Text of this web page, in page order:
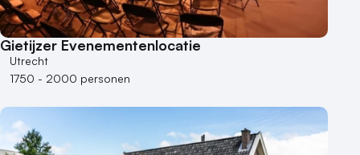
Gietijzer Evenementenlocatie
Utrecht
1750 - 2000 personen